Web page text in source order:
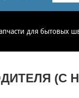
для бытовых
(С